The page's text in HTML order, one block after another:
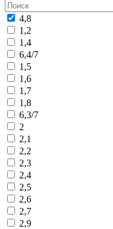
4,8
1,2
1,4
6,4/7
1,5
1,6
1,7
1,8
6,3/7
2
2,1
2,2
2,3
2,4
2,5
2,6
2,7
2,9